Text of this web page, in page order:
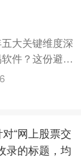
大关键维度深
件？这份避坑
“网上股票交
录的标题，均